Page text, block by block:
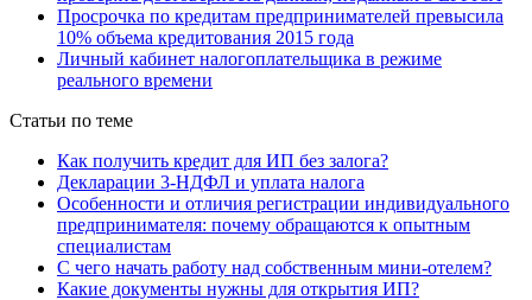
Просрочка по кредитам предпринимателей превысила
10% объема кредитования 2015 года
Личный кабинет налогоплательщика в режиме
реального времени
Статьи по теме
Как получить кредит для ИП без залога?
Декларации 3-НДФЛ и уплата налога
Особенности и отличия регистрации индивидуального
предпринимателя: почему обращаются к опытным
специалистам
С чего начать работу над собственным мини-отелем?
Какие документы нужны для открытия ИП?